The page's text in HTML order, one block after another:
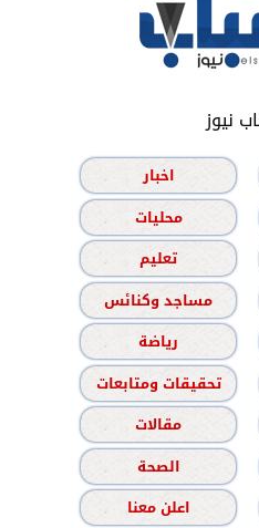
نيوز
اخبار
محليات
تعليم
مساجد وكنائس
رياضة
تحقيقات ومتابعات
مقالات
الصحة
اعلن معنا